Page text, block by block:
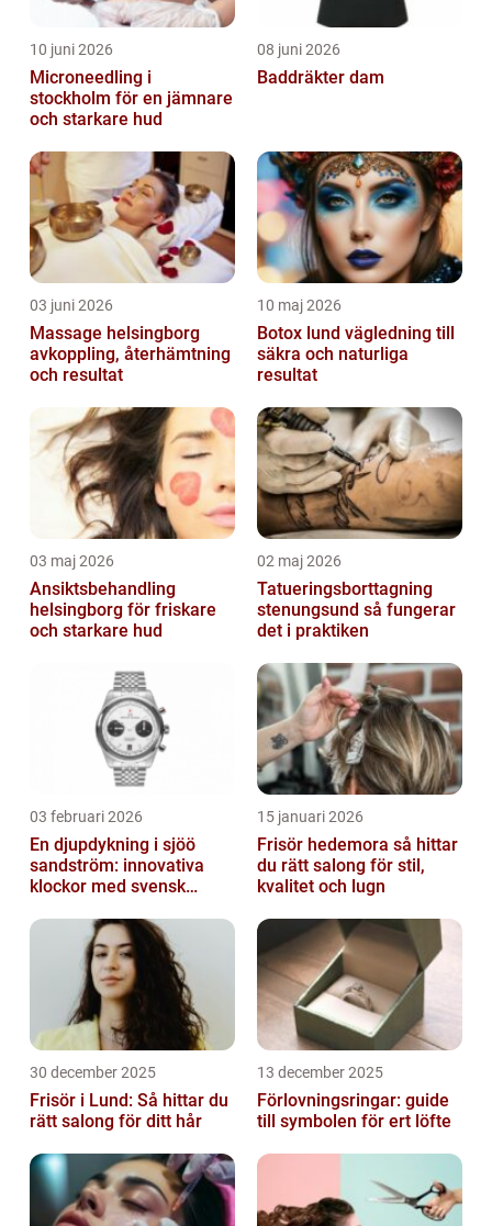
10 juni 2026
Microneedling i
stockholm för en jämnare
och starkare hud
08 juni 2026
Baddräkter dam
03 juni 2026
Massage helsingborg
avkoppling, återhämtning
och resultat
10 maj 2026
Botox lund vägledning till
säkra och naturliga
resultat
03 maj 2026
Ansiktsbehandling
helsingborg för friskare
och starkare hud
02 maj 2026
Tatueringsborttagning
stenungsund så fungerar
det i praktiken
03 februari 2026
En djupdykning i sjöö
sandström: innovativa
klockor med svensk
15 januari 2026
Frisör hedemora så hittar
du rätt salong för stil,
kvalitet och lugn
30 december 2025
Frisör i Lund: Så hittar du
rätt salong för ditt hår
13 december 2025
Förlovningsringar: guide
till symbolen för ert löfte